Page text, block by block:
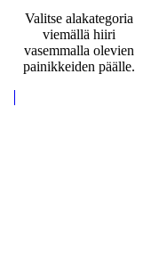
Valitse alakategoria
viemällä hiiri
vasemmalla olevien
painikkeiden päälle.